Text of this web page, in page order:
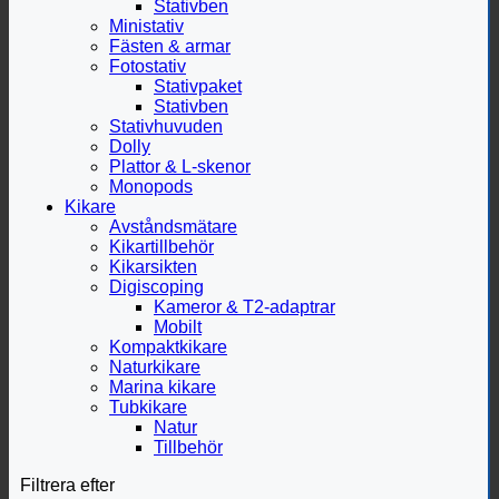
Stativben
Ministativ
Fästen & armar
Fotostativ
Stativpaket
Stativben
Stativhuvuden
Dolly
Plattor & L-skenor
Monopods
Kikare
Avståndsmätare
Kikartillbehör
Kikarsikten
Digiscoping
Kameror & T2-adaptrar
Mobilt
Kompaktkikare
Naturkikare
Marina kikare
Tubkikare
Natur
Tillbehör
Filtrera efter